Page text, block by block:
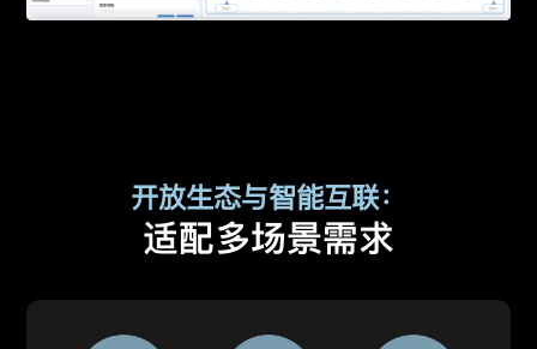
开放生态与智能互联：
适配多场景需求